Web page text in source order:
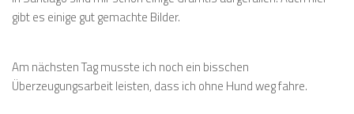
gibt es einige gut gemachte Bilder.
Am nächsten Tag musste ich noch ein bisschen
Überzeugungsarbeit leisten, dass ich ohne Hund weg fahre.